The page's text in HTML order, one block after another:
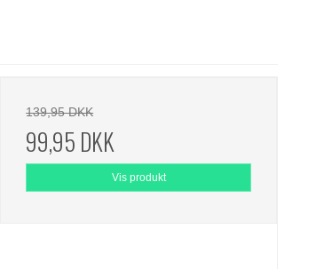
139,95 DKK
99,95 DKK
Vis produkt